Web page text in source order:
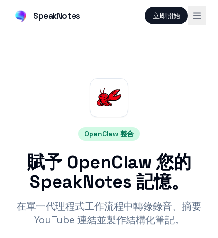
SpeakNotes 立即開始
OpenClaw 整合
賦予 OpenClaw 您的
SpeakNotes 記憶。
在單一代理程式工作流程中轉錄錄音、摘要
YouTube 連結並製作結構化筆記。